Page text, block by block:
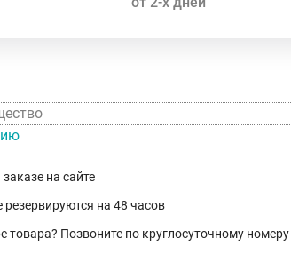
на сайте
резервируются на 48 часов
товара? Позвоните по круглосуточному номеру